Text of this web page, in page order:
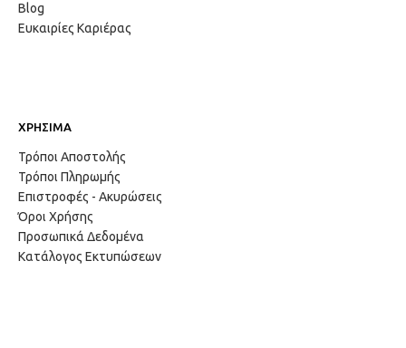
Blog
Ευκαιρίες Καριέρας
ΧΡΗΣΙΜΑ
Τρόποι Αποστολής
Τρόποι Πληρωμής
Επιστροφές - Ακυρώσεις
Όροι Χρήσης
Προσωπικά Δεδομένα
Κατάλογος Εκτυπώσεων